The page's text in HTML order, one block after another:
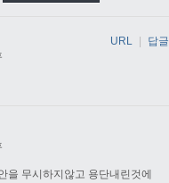
URL 답글
을 무시하지않고 용단내린것에